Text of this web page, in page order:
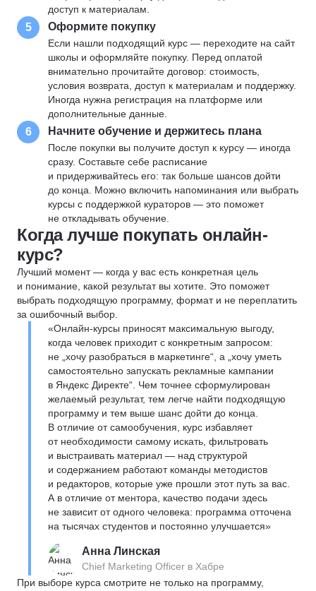
доступ к материалам.
5 Оформите покупку
Если нашли подходящий курс — переходите на сайт
школы и оформляйте покупку. Перед оплатой
внимательно прочитайте договор: стоимость,
условия возврата, доступ к материалам и поддержку.
Иногда нужна регистрация на платформе или
дополнительные данные.
6 Начните обучение и держитесь плана
После покупки вы получите доступ к курсу — иногда
сразу. Составьте себе расписание
и придерживайтесь его: так больше шансов дойти
до конца. Можно включить напоминания или выбрать
курсы с поддержкой кураторов — это поможет
не откладывать обучение.
Когда лучше покупать онлайн-
курс?
Лучший момент — когда у вас есть конкретная цель
и понимание, какой результат вы хотите. Это поможет
выбрать подходящую программу, формат и не переплатить
за ошибочный выбор.
«Онлайн-курсы приносят максимальную выгоду,
когда человек приходит с конкретным запросом:
не „хочу разобраться в маркетинге“, а „хочу уметь
самостоятельно запускать рекламные кампании
в Яндекс Директе“. Чем точнее сформулирован
желаемый результат, тем легче найти подходящую
программу и тем выше шанс дойти до конца.
В отличие от самообучения, курс избавляет
от необходимости самому искать, фильтровать
и выстраивать материал — над структурой
и содержанием работают команды методистов
и редакторов, которые уже прошли этот путь за вас.
А в отличие от ментора, качество подачи здесь
не зависит от одного человека: программа отточена
на тысячах студентов и постоянно улучшается»
Анна Линская
Chief Marketing Officer в Хабре
При выборе курса смотрите не только на программу,